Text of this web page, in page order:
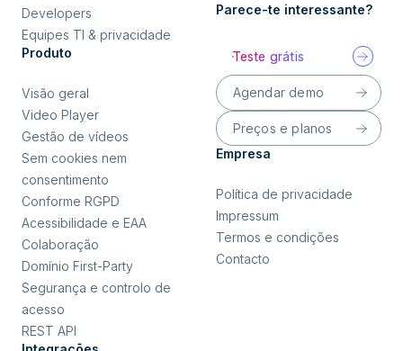
Developers
Equipes TI & privacidade
Produto
Visão geral
Video Player
Gestão de vídeos
Sem cookies nem
consentimento
Conforme RGPD
Acessibilidade e EAA
Colaboração
Domínio First-Party
Segurança e controlo de
acesso
REST API
Parece-te interessante?
Teste grátis
Agendar demo
Preços e planos
Empresa
Política de privacidade
Impressum
Termos e condições
Contacto